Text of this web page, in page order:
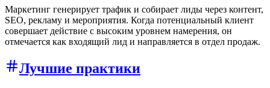
Маркетинг генерирует трафик и собирает лиды через контент,
SEO, рекламу и мероприятия. Когда потенциальный клиент
совершает действие с высоким уровнем намерения, он
отмечается как входящий лид и направляется в отдел продаж.
Лучшие практики